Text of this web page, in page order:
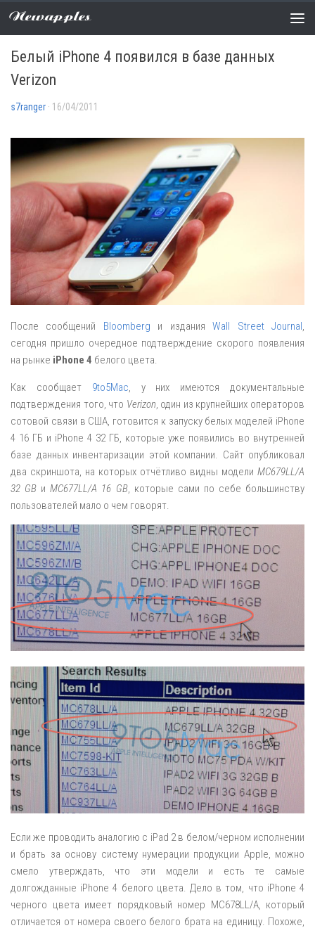
Newapples
НОВОСТИ 2 COMMENTS
Белый iPhone 4 появился в базе данных
Verizon
s7ranger · 16/04/2011
После сообщений Bloomberg и изданияWall Street Journal ,
сегодня пришло очередное подтверждение скорого появления
на рынке iPhone 4 белого цвета.
Как сообщает 9to5Mac, у них имеются документальные
подтверждения того, что Verizon, один из крупнейших операторов
сотовой связи в США, готовится к запуску белых моделей iPhone
4 16 ГБ и iPhone 4 32 ГБ, которые уже появились во внутренней
базе данных инвентаризации этой компании. Сайт опубликовал
два скриншота, на которых отчётливо видны модели MC679LL/A
32 GB иMC677LL/A 16 GB, которые сами по себе большинству
пользователей мало о чем говорят.
Если же проводить аналогию с iPad 2 в белом/черном исполнении
и брать за основу систему нумерации продукции Apple, можно
смело утверждать, что эти модели и есть те самые
долгожданные iPhone 4 белого цвета. Дело в том, что iPhone 4
черного цвета имеет порядковый номер MC678LL/A, который
отличается от номера своего белого брата на единицу. Похоже,